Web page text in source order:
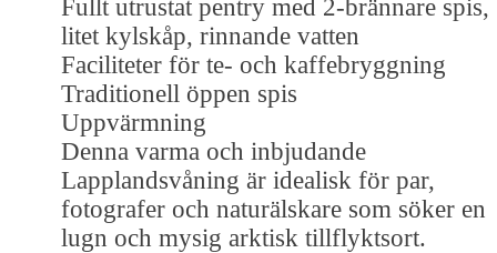
Fullt utrustat pentry med 2-brännare spis,
litet kylskåp, rinnande vatten
Faciliteter för te- och kaffebryggning
Traditionell öppen spis
Uppvärmning
Denna varma och inbjudande
Lapplandsvåning är idealisk för par,
fotografer och naturälskare som söker en
lugn och mysig arktisk tillflyktsort.